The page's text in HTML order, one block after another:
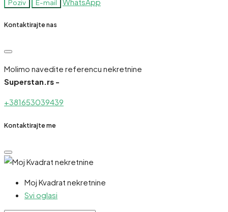
Poziv E-mail
Kontaktirajte nas
Molimo navedite referencu nekretnine
Superstan.rs -
+381653039439
Kontaktirajte me
Moj Kvadrat nekretnine
Svi oglasi